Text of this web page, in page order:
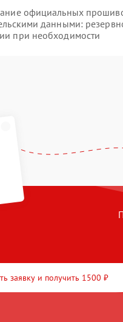
официальных
данными:
при необходимости
заявку и получить 1500 ₽